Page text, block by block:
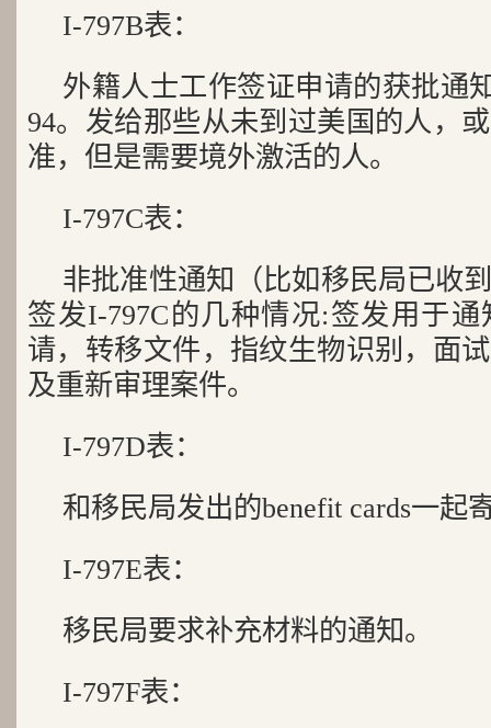
I-797B表：
外籍人士工作签证申请的获批通
94。发给那些从未到过美国的人，
准，但是需要境外激活的人。
I-797C表：
非批准性通知（比如移民局已收
签发I-797C的几种情况:签发用于
请，转移文件，指纹生物识别，面
及重新审理案件。
I-797D表：
和移民局发出的benefit cards一起
I-797E表：
移民局要求补充材料的通知。
I-797F表：